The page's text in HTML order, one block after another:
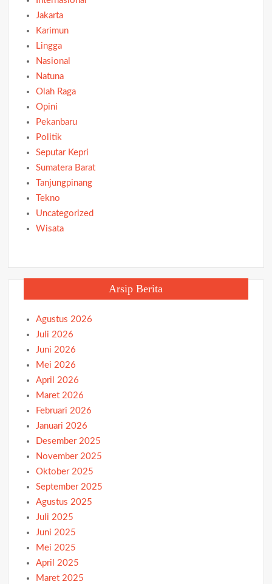
Jakarta
Karimun
Lingga
Nasional
Natuna
Olah Raga
Opini
Pekanbaru
Politik
Seputar Kepri
Sumatera Barat
Tanjungpinang
Tekno
Uncategorized
Wisata
Arsip Berita
Agustus 2026
Juli 2026
Juni 2026
Mei 2026
April 2026
Maret 2026
Februari 2026
Januari 2026
Desember 2025
November 2025
Oktober 2025
September 2025
Agustus 2025
Juli 2025
Juni 2025
Mei 2025
April 2025
Maret 2025